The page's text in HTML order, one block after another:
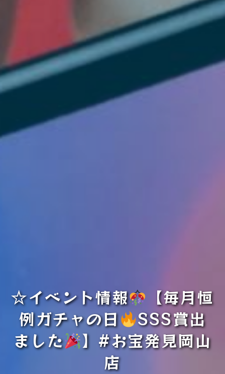
☆イベント情報
【毎月恒
例ガチャの日
SSS賞出
ました
】#お宝発見岡山
店